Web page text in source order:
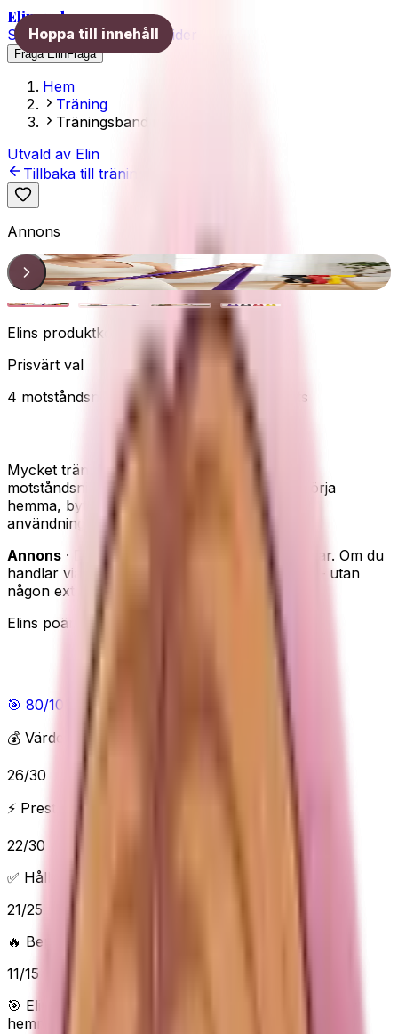
Hoppa till innehåll
Elins val
SkönhetHälsa TräningGuider
Fråga ElinFråga
Hem
Träning
Träningsband i naturlatex
Utvald av Elin
Tillbaka till träning
Annons
Elin valde
1/ 4
Elins produktkoll
Prisvärt val
4 motståndsnivåerLätt att börja Tar liten plats
Träningsband i naturlatex – 4 motståndsnivåer
Mycket träningsband för en låg peng. Fyra
motståndsnivåer i naturlatex gör det lätt att börja
hemma, byta nivå när det behövs och få mer
användning utan att köpa stora redskap.
Annons · Den här sidan innehåller reklamlänkar. Om du
handlar via våra länkar kan vi få en provision – utan
någon extra kostnad för dig.
Elins poäng
Elins poäng
🎯 80/100
Bra
💰 Värde för pengarna
26/30
⚡ Prestanda & funktioner
22/30
✅ Håller vad det lovar
21/25
🔥 Beprövad/populär
11/15
🎯 Elins poäng:
hemmaträning